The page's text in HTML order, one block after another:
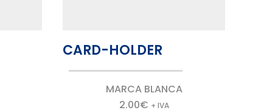
CARD-HOLDER
MARCA BLANCA
2.00€ + IVA